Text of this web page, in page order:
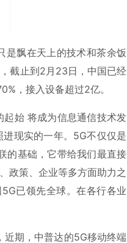
是飘在天上的技术和茶余饭
截止到2月23日，中国已经
，接入设备超过2亿。
起始 将成为信息通信技术发
现实的一年。5G不仅仅是
的基础，它带给我们最直接
政策、企业等多方面助力之
已领先全球。在各行各业
近期，中普达的5G移动终端